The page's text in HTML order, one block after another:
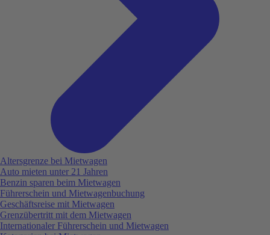
Altersgrenze bei Mietwagen
Auto mieten unter 21 Jahren
Benzin sparen beim Mietwagen
Führerschein und Mietwagenbuchung
Geschäftsreise mit Mietwagen
Grenzübertritt mit dem Mietwagen
Internationaler Führerschein und Mietwagen